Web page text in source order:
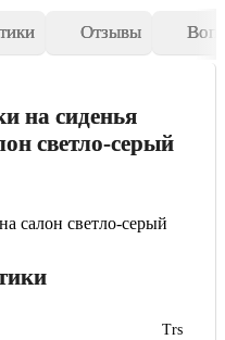
Отзывы
на сиденья
светло-серый
салон светло-серый
Trs